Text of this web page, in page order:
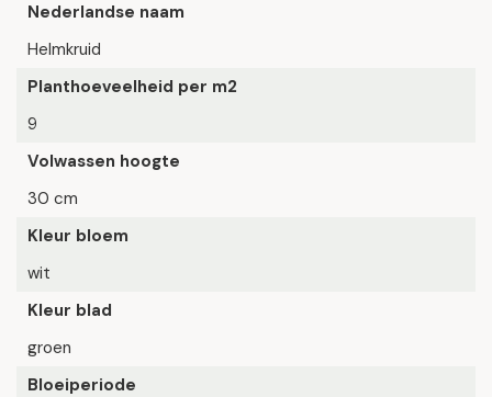
Nederlandse naam
Helmkruid
Planthoeveelheid per m2
9
Volwassen hoogte
30 cm
Kleur bloem
wit
Kleur blad
groen
Bloeiperiode